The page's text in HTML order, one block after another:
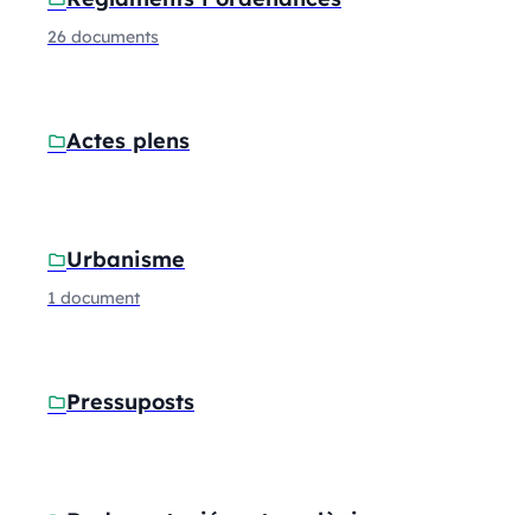
26 documents
folderActes plens
folderUrbanisme
1 document
folderPressuposts